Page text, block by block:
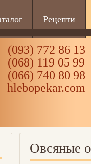
Рецепти
(093) 772 86 13
(068) 119 05 99
(066) 740 80 98
hlebopekar.com
Овсяные